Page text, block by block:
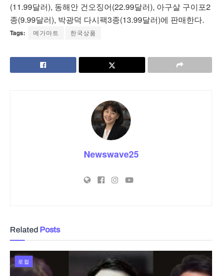
(11.99달러), 동해안 건오징어(22.99달러), 아구살 구이포2
종(9.99달러), 박광덕 다시팩3종(13.99달러)에 판매한다.
Tags: 메가마트 한국상품
Newswave25
Related Posts
로컬